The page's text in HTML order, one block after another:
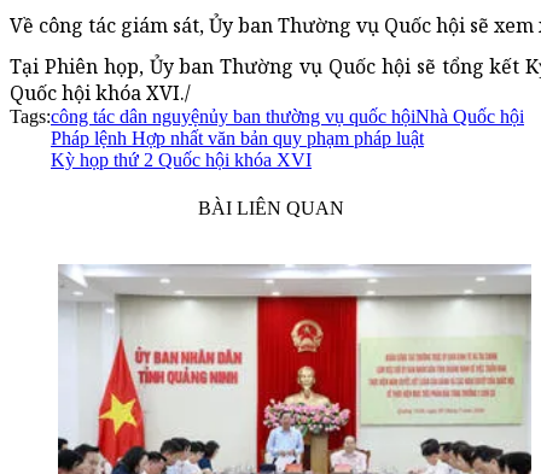
Về công tác giám sát, Ủy ban Thường vụ Quốc hội sẽ
Tại Phiên họp, Ủy ban Thường vụ Quốc hội sẽ tổng
Quốc hội khóa XVI./
Tags:công tác dân nguyệnủy ban thường vụ quốc hộiNhà Quốc hội
Pháp lệnh Hợp nhất văn bản quy phạm pháp luật
Kỳ họp thứ 2 Quốc hội khóa XVI
BÀI LIÊN QUAN